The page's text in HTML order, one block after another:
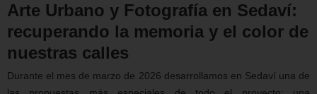
Arte Urbano y Fotografía en Sedaví:
recuperando la memoria y el color de
nuestras calles
Durante el mes de marzo de 2026 desarrollamos en Sedaví una de